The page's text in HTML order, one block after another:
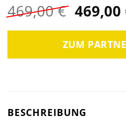
469,00€
Preis
war:
469,00
469,00
ZUM
BESCHREIBUNG